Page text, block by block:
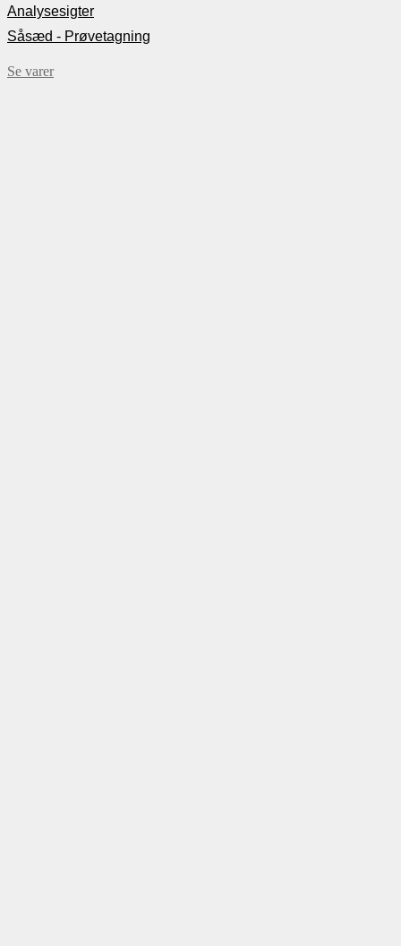
Analysesigter
Såsæd - Prøvetagning
Se varer